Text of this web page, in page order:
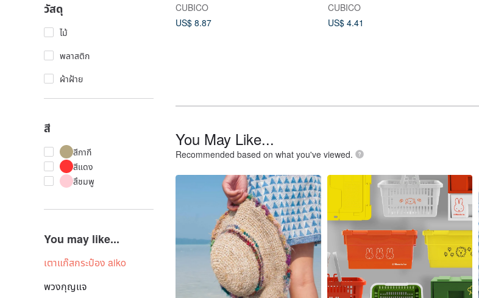
วัสดุ
ไม้
พลาสติก
ผ้าฝ้าย
สี
สีกากี
สีแดง
สึชมพู
You may like...
เตาแก๊สกระป๋อง aiko
พวงกุญแจ
CUBICO
US$ 8.87
CUBICO
US$ 4.41
You May Like...
Recommended based on what you've viewed.